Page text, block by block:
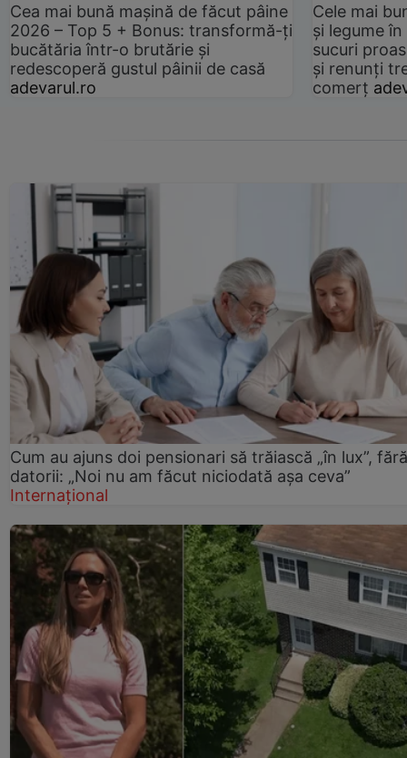
Cea mai bună mașină de făcut pâine
2026 – Top 5 + Bonus: transformă-ți
bucătăria într-o brutărie și
redescoperă gustul pâinii de casă
adevarul.ro
Cele mai
și legume
sucuri
și renunți
comerț
Cum au ajuns doi pensionari să trăiască „în lux”, fără
datorii: „Noi nu am făcut niciodată așa ceva”
Internațional